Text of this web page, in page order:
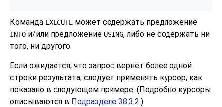
Команда EXECUTE может содержать предложение
INTO и/или предложение USING, либо не содержать ни
того, ни другого.
Если ожидается, что запрос вернёт более одной
строки результата, следует применять курсор, как
показано в следующем примере. (Подробно курсоры
описываются в Подразделе 38.3.2.)